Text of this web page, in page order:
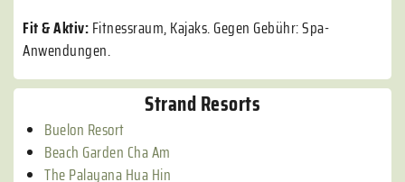
Fit & Aktiv:Fitnessraum, Kajaks. Gegen Gebühr: Spa-
Anwendungen.
Strand Resorts
Buelon Resort
Beach Garden Cha Am
The Palayana Hua Hin